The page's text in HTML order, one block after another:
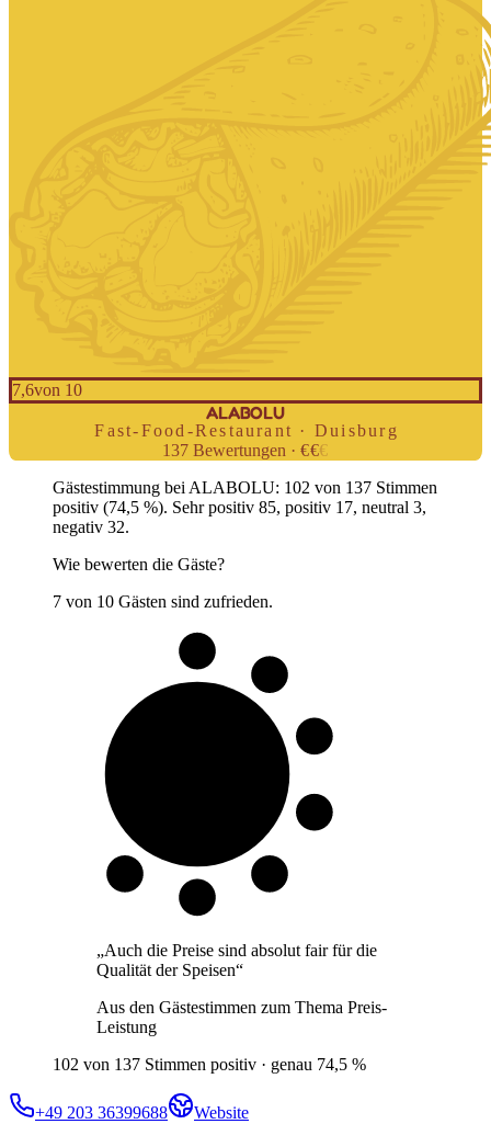
7,6von 10
ALABOLU
Fast-Food-Restaurant · Duisburg
137 Bewertungen ·€€€
Gästestimmung bei ALABOLU: 102 von 137 Stimmen
positiv (74,5 %). Sehr positiv 85, positiv 17, neutral 3,
negativ 32.
Wie bewerten die Gäste?
7 von 10 Gästen sind zufrieden.
„Auch die Preise sind absolut fair für die
Qualität der Speisen“
Aus den Gästestimmen zum Thema Preis-
Leistung
102 von 137 Stimmen positiv · genau 74,5 %
+49 203 36399688 Website